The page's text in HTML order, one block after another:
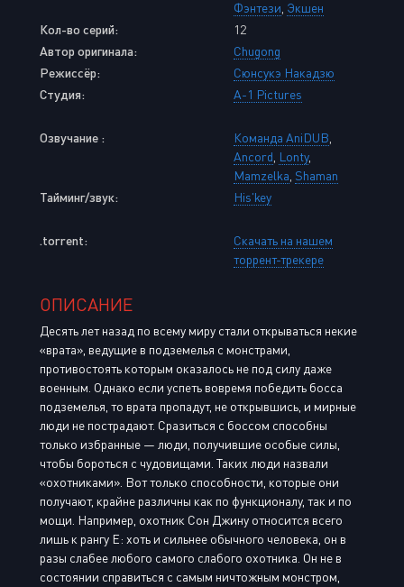
Фэнтези Экшен
Кол-во серий:
12
Автор оригинала:
Chugong
Режиссёр:
Сюнсукэ Накадзю
Студия:
A-1 Pictures
Озвучание : Команда AniDUB
Ancord Lonty,
Mamzelka Shaman
Тайминг/звук:
His'key
.torrent:
Скачать на нашем
торрент-трекере
ОПИСАНИЕ
Десять лет назад по всему миру стали открываться некие
«врата», ведущие в подземелья с монстрами,
противостоять которым оказалось не под силу даже
военным. Однако если успеть вовремя победить босса
подземелья, то врата пропадут, не открывшись, и мирные
люди не пострадают. Сразиться с боссом способны
только избранные — люди, получившие особые силы,
чтобы бороться с чудовищами. Таких люди назвали
«охотниками». Вот только способности, которые они
получают, крайне различны как по функционалу, так и по
мощи. Например, охотник Сон Джину относится всего
лишь к рангу Е: хоть и сильнее обычного человека, он в
разы слабее любого самого слабого охотника. Он не в
состоянии справиться с самым ничтожным монстром,